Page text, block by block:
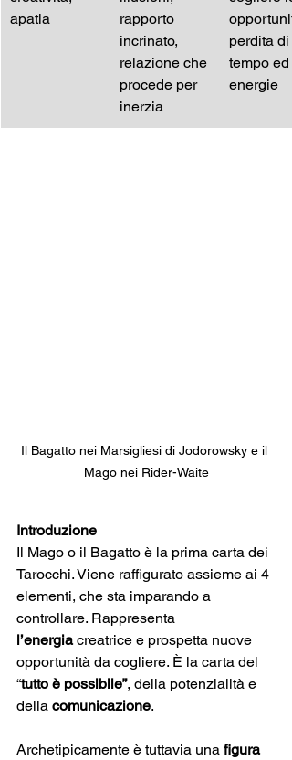
apatia
rapporto
incrinato,
relazione che
procede per
inerzia
perdita di
tempo ed
energie
Il Bagatto nei Marsigliesi di Jodorowsky e il
Mago nei Rider-Waite
Introduzione
Il Mago o il Bagatto è la prima carta dei
Tarocchi. Viene raffigurato assieme ai 4
elementi, che sta imparando a
controllare. Rappresenta
l’energia creatrice e prospetta nuove
opportunità da cogliere. È la carta del
“tutto è possibile”, della potenzialità e
della comunicazione.
Archetipicamente è tuttavia una figura